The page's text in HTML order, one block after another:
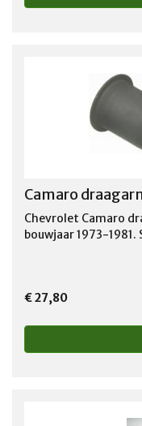
Camaro
Chevrolet Camaro
bouwjaar 1973-
€ 27,80